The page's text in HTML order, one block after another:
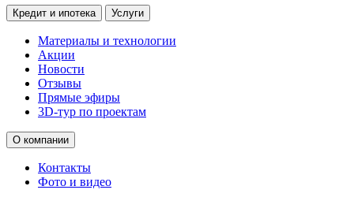
Кредит и ипотека Услуги
Материалы и технологии
Акции
Новости
Отзывы
Прямые эфиры
3D-тур по проектам
О компании
Контакты
Фото и видео